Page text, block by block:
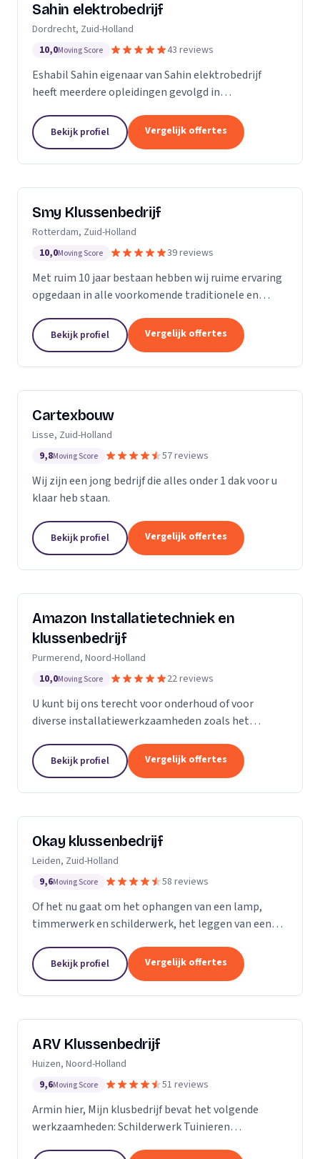
Sahin elektrobedrijf
Dordrecht, Zuid-Holland
10,0Moving Score 43 reviews
Eshabil Sahin eigenaar van Sahin elektrobedrijf
heeft meerdere opleidingen gevolgd in
ging doen want onder andere zijn opa, vader en oom
zijn...
Bekijk profiel Vergelijk offertes
Smy Klussenbedrijf
Rotterdam, Zuid-Holland
10,0Moving Score 39 reviews
Met ruim 10 jaar bestaan hebben wij ruime ervaring
opgedaan in alle voorkomende traditionele en
particuliere en zakelijke bouwbranche.
Bekijk profiel Vergelijk offertes
Cartexbouw
Lisse, Zuid-Holland
9,8Moving Score 57 reviews
Wij zijn een jong bedrijf die alles onder 1 dak voor u
klaar heb staan.
Bekijk profiel Vergelijk offertes
Amazon Installatietechniek en
klussenbedrijf
Purmerend, Noord-Holland
10,0Moving Score 22 reviews
U kunt bij ons terecht voor onderhoud of voor
diverse installatiewerkzaamheden zoals het
vloerverwarming, radiatoren, convectoren,
leidingwerk, geisers,...
Bekijk profiel Vergelijk offertes
Okay klussenbedrijf
Leiden, Zuid-Holland
9,6Moving Score 58 reviews
Of het nu gaat om het ophangen van een lamp,
timmerwerk en schilderwerk, het leggen van een
renovatie en aanleggen van een nieuwe badkamer
of...
Bekijk profiel Vergelijk offertes
ARV Klussenbedrijf
Huizen, Noord-Holland
9,6Moving Score 51 reviews
Armin hier, Mijn klusbedrijf bevat het volgende
werkzaamheden: Schilderwerk Tuinieren